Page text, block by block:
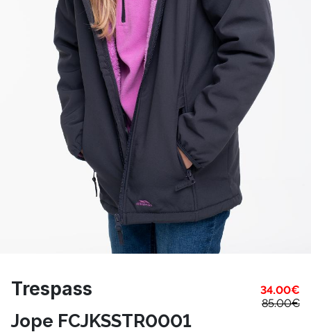
Trespass 34.00€
85.00€
Jope FCJKSSTR0001